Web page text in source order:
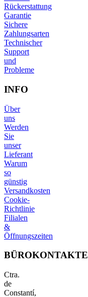
Rückerstattung
Garantie
Sichere
Zahlungsarten
Technischer
Support
und
Probleme
INFO
Über
uns
Werden
Sie
unser
Lieferant
Warum
so
günstig
Versandkosten
Cookie-
Richtlinie
Filialen
&
Öffnungszeiten
BÜROKONTAKTE
Ctra.
de
Constantí,